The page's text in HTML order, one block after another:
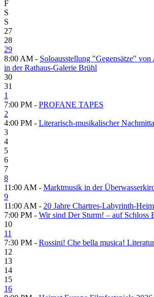
F
S
S
27
28
29
8:00 AM - Soloausstellung "Gegensätze"
in der Rathaus-Galerie Brühl
30
31
1
7:00 PM - PROFANE TAPES
2
4:00 PM - Literarisch-musikalischer
3
4
5
6
7
8
11:00 AM - Marktmusik in der
9
11:00 AM - 20 Jahre Chartres-Labyrinth-
7:00 PM - Wir sind Der Sturm! – auf Schloss
10
11
7:30 PM - Rossini! Che bella musica!
12
13
14
15
16